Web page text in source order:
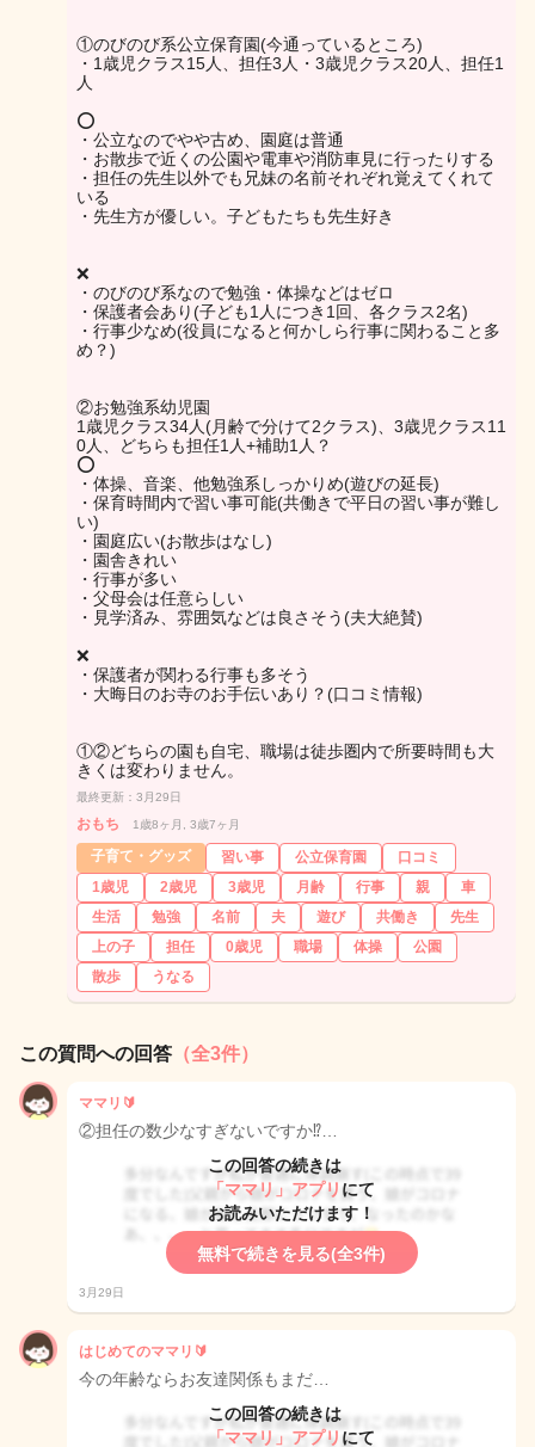
①のびのび系公立保育園(今通っているところ)
・1歳児クラス15人、担任3人・3歳児クラス20人、担任1
人
⭕️
・公立なのでやや古め、園庭は普通
・お散歩で近くの公園や電車や消防車見に行ったりする
・担任の先生以外でも兄妹の名前それぞれ覚えてくれて
いる
・先生方が優しい。子どもたちも先生好き
❌
・のびのび系なので勉強・体操などはゼロ
・保護者会あり(子ども1人につき1回、各クラス2名)
・行事少なめ(役員になると何かしら行事に関わること多
め？)
②お勉強系幼児園
1歳児クラス34人(月齢で分けて2クラス)、3歳児クラス11
0人、どちらも担任1人+補助1人？
⭕️
・体操、音楽、他勉強系しっかりめ(遊びの延長)
・保育時間内で習い事可能(共働きで平日の習い事が難し
い)
・園庭広い(お散歩はなし)
・園舎きれい
・行事が多い
・父母会は任意らしい
・見学済み、雰囲気などは良さそう(夫大絶賛)
❌
・保護者が関わる行事も多そう
・大晦日のお寺のお手伝いあり？(口コミ情報)
①②どちらの園も自宅、職場は徒歩圏内で所要時間も大
きくは変わりません。
最終更新：3月29日
おもち 1歳8ヶ月, 3歳7ヶ月
子育て・グッズ 習い事 公立保育園
口コミ
1歳児
2歳児 3歳児 月齢 行事 親
車
生活
勉強 名前 夫 遊び 共働き
先生
上の子
担任 0歳児 職場 体操
公園
散歩
うなる
この質問への回答 （全3件）
ママリ🔰
②担任の数少なすぎないですか⁉️…
この回答の続きは
「ママリ」アプリ にて
お読みいただけます！
無料で続きを見る(全3件)
3月29日
はじめてのママリ🔰
今の年齢ならお友達関係もまだ…
この回答の続きは
「ママリ」アプリ にて